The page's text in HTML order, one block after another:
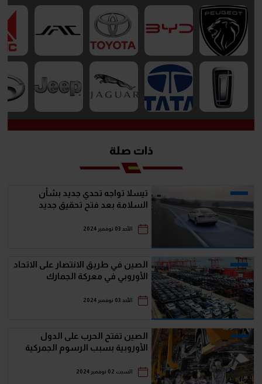
ذات صلة
تيسلا تواجه تحدي جديد بشأن
السلامة بعد فتح تحقيق جديد
الأحد 03 نوفمبر 2024
الصين في طريق الانتصار على الاتحاد
الأوروبي في معركة الجمارك
الأحد 03 نوفمبر 2024
الصين تفتح الحرب على الدول
الأوروبية بسبب الرسوم الجمركية
السبت 02 نوفمبر 2024